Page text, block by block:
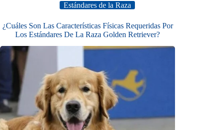
Estándares de la Raza
¿Cuáles Son Las Características Físicas Requeridas Por
Los Estándares De La Raza Golden Retriever?